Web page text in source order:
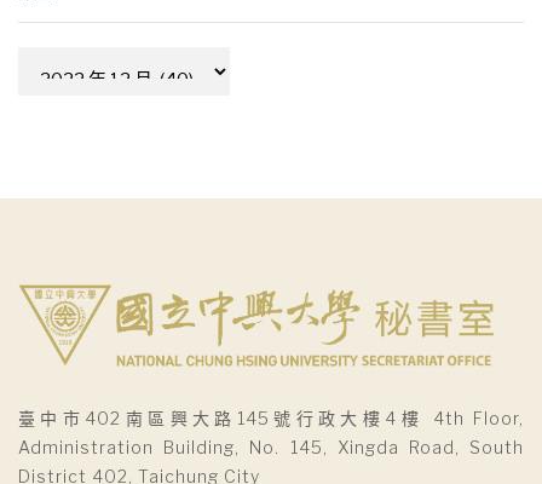
臺中市402南區興大路145號行政大樓4樓 4th Floor,
Administration Building, No. 145, Xingda Road, South
District 402, Taichung City